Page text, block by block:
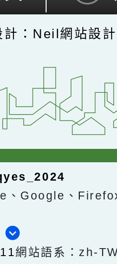
計：Neil網站設
、Google、
網站語系：zh-